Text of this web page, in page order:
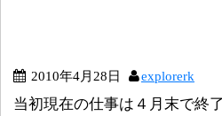
2010年4月28日 explorerk
当初現在の仕事は４月末で終